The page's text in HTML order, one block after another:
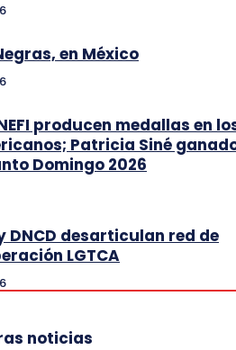
en México
producen medallas en
Patricia Siné
Domingo 2026
DNCD desarticulan red de
LGTCA
noticias